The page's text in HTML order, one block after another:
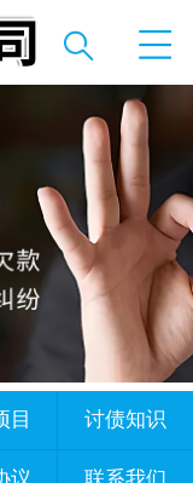
目 讨债知识